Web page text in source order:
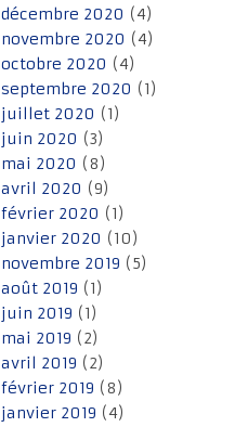
décembre 2020 (4)
novembre 2020 (4)
octobre 2020 (4)
septembre 2020 (1)
juillet 2020 (1)
juin 2020 (3)
mai 2020 (8)
avril 2020 (9)
février 2020 (1)
janvier 2020 (10)
novembre 2019 (5)
août 2019 (1)
juin 2019 (1)
mai 2019 (2)
avril 2019 (2)
février 2019 (8)
janvier 2019 (4)